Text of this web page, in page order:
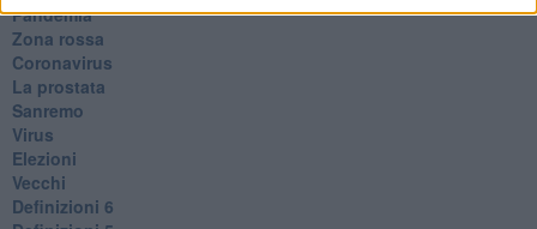
Pandemia
Zona rossa
Coronavirus
La prostata
Sanremo
Virus
Elezioni
Vecchi
Definizioni 6